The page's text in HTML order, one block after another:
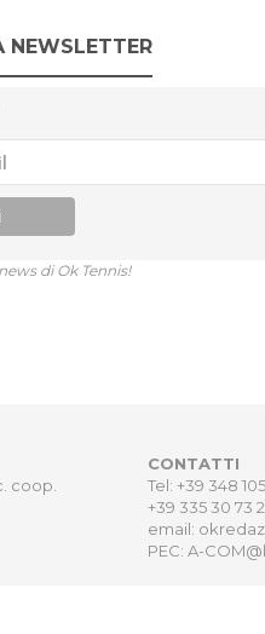
NEWSLETTER
di Ok Tennis!
coop.
CONTATTI
Tel: +39 348
+39 335 30 73
email:
PEC: A-